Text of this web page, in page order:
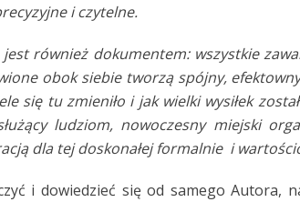
i czytelne.
dokumentem: wszystkie
obok siebie tworzą spójny,
się tu zmieniło i jak wielki wysiłek
ludziom, nowoczesny miejski
dla tej doskonałej formalnie i
i dowiedzieć się od samego Autora,